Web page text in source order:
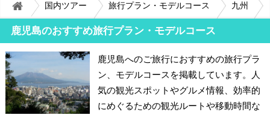
国内ツアー 旅行プラン・モデルコース 九州
鹿児島のおすすめ旅行プラン・モデルコース
鹿児島へのご旅行におすすめの旅行プラ
ン、モデルコースを掲載しています。人
気の観光スポットやグルメ情報、効率的
にめぐるための観光ルートや移動時間な